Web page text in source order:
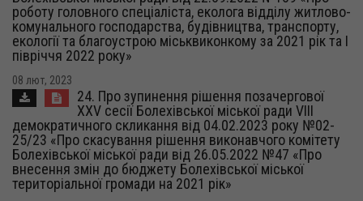
роботу головного спеціаліста, еколога відділу житлово-
комунального господарства, будівництва, транспорту,
екології та благоустрою міськвиконкому за 2021 рік та І
півріччя 2022 року»
08 лют, 2023
24. Про зупинення рішення позачергової
XXV сесії Болехівської міської ради VIII
демократичного скликання від 04.02.2023 року №02-
25/23 «Про скасування рішення виконавчого комітету
Болехівської міської ради від 26.05.2022 №47 «Про
внесення змін до бюджету Болехівської міської
територіальної громади на 2021 рік»